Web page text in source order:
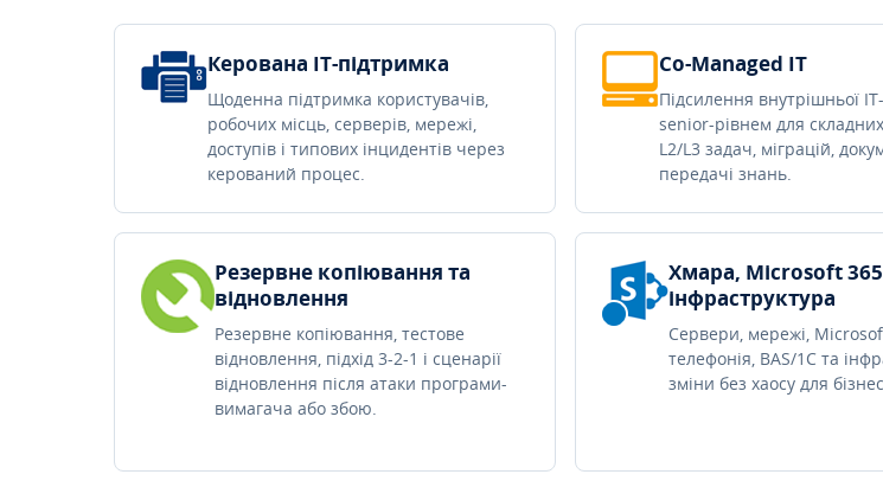
Керована IT-підтримка
Щоденна підтримка користувачів,
робочих місць, серверів, мережі,
доступів і типових інцидентів через
керований процес.
Co-Managed IT
Підсилення внутрішньої
senior-рівнем для
L2/L3 задач, міграцій,
передачі знань.
Резервне копіювання та
відновлення
Резервне копіювання, тестове
відновлення, підхід 3-2-1 і сценарії
відновлення після атаки програми-
вимагача або збою.
Хмара, Microsoft 365
інфраструктура
Сервери, мережі,
телефонія, BAS/1C та
зміни без хаосу для